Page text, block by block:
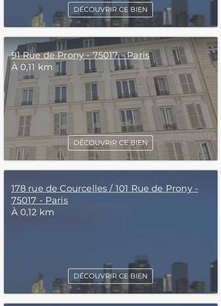
DÉCOUVRIR CE BIEN
91 Rue de Prony - 75017 - Paris
À 0,11 km
DÉCOUVRIR CE BIEN
178 rue de Courcelles / 101 Rue de Prony -
75017 - Paris
À 0,12 km
DÉCOUVRIR CE BIEN